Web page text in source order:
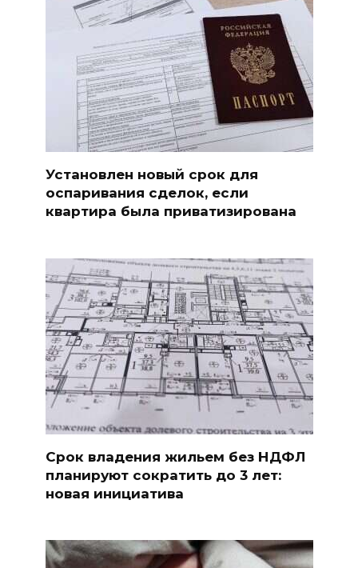
Установлен новый срок для
оспаривания сделок, если
квартира была приватизирована
Срок владения жильем без НДФЛ
планируют сократить до 3 лет:
новая инициатива